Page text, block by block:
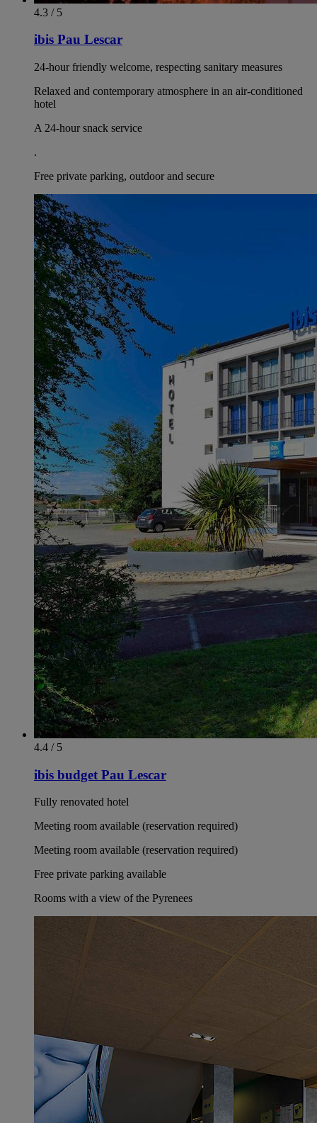
4.3 / 5
ibis Pau Lescar
24-hour friendly welcome, respecting sanitary measures
Relaxed and contemporary atmosphere in an air-conditioned
hotel
A 24-hour snack service
.
Free private parking, outdoor and secure
4.4 / 5
ibis budget Pau Lescar
Fully renovated hotel
Meeting room available (reservation required)
Meeting room available (reservation required)
Free private parking available
Rooms with a view of the Pyrenees